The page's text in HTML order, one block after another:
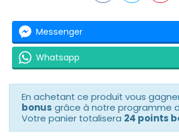
Messenger
Whatsapp
En achetant ce produit vous
bonus grâce à notre programme
Votre panier totalisera 24 points